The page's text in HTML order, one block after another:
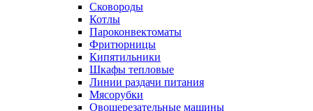
Сковороды
Котлы
Пароконвектоматы
Фритюрницы
Кипятильники
Шкафы тепловые
Линии раздачи питания
Мясорубки
Овощерезательные машины